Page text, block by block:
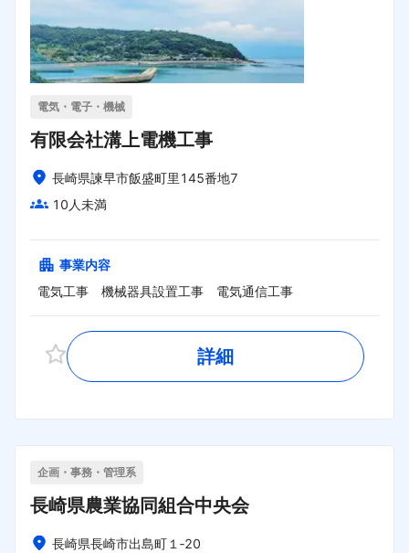
電気・電子・機械
有限会社溝上電機工事
長崎県諫早市飯盛町里145番地7
10人未満
事業内容
電気工事　機械器具設置工事　電気通信工事
詳細
企画・事務・管理系
長崎県農業協同組合中央会
長崎県長崎市出島町１‐20